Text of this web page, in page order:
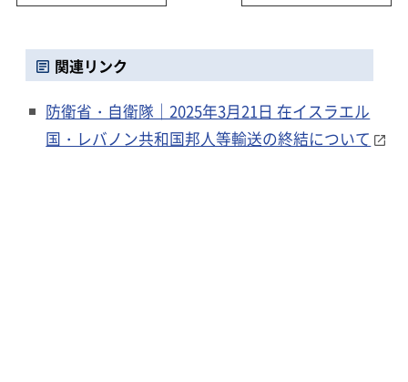
関連リンク
防衛省・自衛隊｜2025年3月21日 在イスラエル
国・レバノン共和国邦人等輸送の終結について